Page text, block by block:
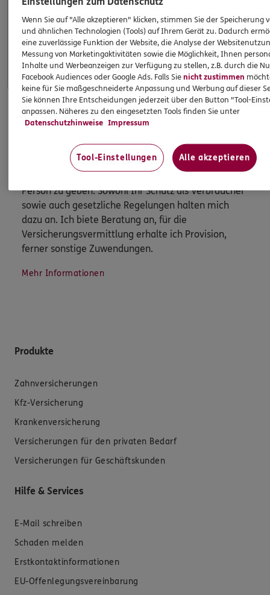
Apps & Mobile Services
Mehr
HINWEIS
Wichtiges aus dem Vermittlerrecht
Person zu geben. Sowohl Ihr Schutz als Verbraucher
sowie auch gesetzliche Regelungen halten mich
dazu an. Ich biete Beratung an, für die
Versicherungsvermittlung erhalte ich Provision,
ferner sonstige Zuwendungen.
Mehr Informationen
Produkte
Zahnversicherungen
Kfz-Versicherung
Krankenversicherung
Versicherungen für den privaten Bedarf
Versicherungen für Geschäftskunden
Hilfe & Services
E-Mail schreiben
Schaden melden
Erstkontaktinformationen
EU-Offenlegungsvereinbarung
Wenn Sie auf "Alle akzeptieren" klicken, stimmen Sie der Speicherung
und ähnlichen Technologien (Tools) auf Ihrem Gerät zu. Dadurch
eine zuverlässige Funktion der Website, die Analyse der
Messung von Marketingaktivitäten sowie die Möglichkeit, Ihnen
Inhalte und Werbeanzeigen zur Verfügung zu stellen, z.B. durch die
Facebook Audiences oder Google Ads. Falls Sienicht zustimmen
keine für Sie maßgeschneiderte Anpassung und Werbung auf dieser
Sie können Ihre Entscheidungen jederzeit über den Button "Tool-
anpassen. Näheres zu den eingesetzten Tools finden Sie unter
Datenschutzhinweise Impressum
Tool-Einstellungen Alle akzeptieren